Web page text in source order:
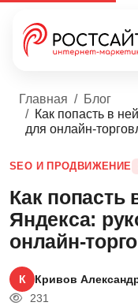
Главная
Блог
Как попасть в
для онлайн-
SEO И ПРОДВИЖЕНИЕ
Как попасть
Яндекса:
онлайн-
К Кривов
231